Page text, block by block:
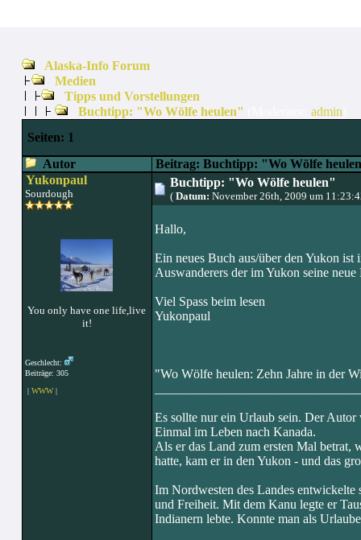
Alaska-Info Forum
Medien
Tipps und Vorstellungen
Buchtipp: "Wo Wölfe heulen"
admin
Seiten: 1
Autor
Beitrag: Buchtipp: "Wo Wölfe
Yukonpaul
Sourdough
You only have one life,live
it!
Geschlecht:
Beiträge: 305
| WWW|
Buchtipp: "Wo Wölfe heulen"
(Datum: November 26th, 2009 um
Hallo,
Ein neues Buch aus/über den Yukon ist
Auswanderers der im Yukon seine
Viel Spass beim lesen
Yukonpaul
"Wo Wölfe heulen: Zehn Jahre in der
Es sollte nur ein Urlaub sein. Der Autor
Einmal im Leben nach Kanada.
Als er das Land zum ersten Mal betrat,
hatte, kam er in den Yukon - und das
Im Nordwesten des Landes entwickelte
und Freiheit. Mit dem Kanu legte er
Indianern lebte. Konnte man als